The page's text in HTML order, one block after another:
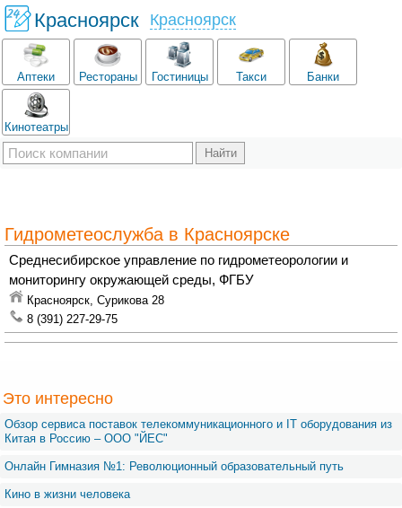
Красноярск Красноярск
Аптеки Рестораны Гостиницы Такси Банки
Кинотеатры
Гидрометеослужба в Красноярске
Среднесибирское управление по гидрометеорологии и
мониторингу окружающей среды, ФГБУ
Красноярск, Сурикова 28
8 (391) 227-29-75
Это интересно
Обзор сервиса поставок телекоммуникационного и IT оборудования из
Китая в Россию – OOO "ЙЕС"
Онлайн Гимназия №1: Революционный образовательный путь
Кино в жизни человека